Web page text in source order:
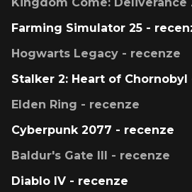
Farming Simulator 25 -
Hogwarts Legacy - recenze
Stalker 2: Heart of
Elden Ring - recenze
Cyberpunk 2077 - recenze
Baldur's Gate III - recenze
Diablo IV - recenze